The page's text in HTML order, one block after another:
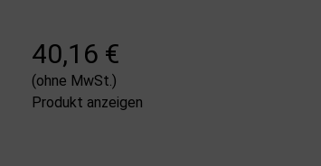
40,16 €
(ohne MwSt.)
Produkt anzeigen